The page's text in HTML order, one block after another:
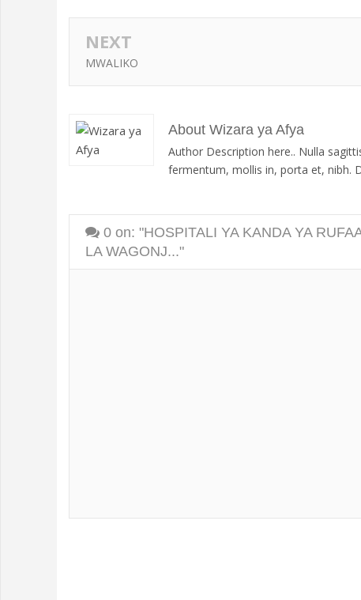
NEXT
MWALIKO
About Wizara ya Afya
Author Description here.. Nulla
fermentum, mollis in, porta et, nibh.
0 on: "HOSPITALI YA KANDA YA
LA WAGONJ..."